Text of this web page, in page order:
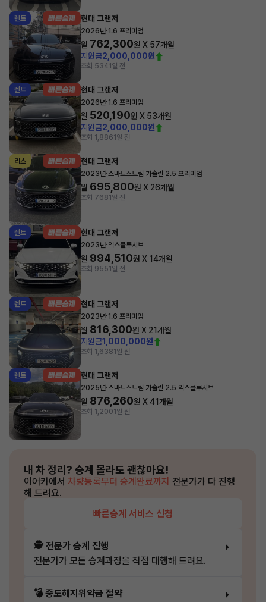
렌트 현대 그랜저
2026년·1.6 프리미엄
월 762,300원 X 57개월
지원금2,000,000원
조회 5341일 전
렌트 현대 그랜저
2026년·1.6 프리미엄
월 520,190원 X 53개월
지원금2,000,000원
조회 1,8861일 전
리스 현대 그랜저
2023년·스마트스트림 가솔린 2.5 프리미엄
월 695,800원 X 26개월
조회 7681일 전
렌트 현대 그랜저
2023년·익스클루시브
월 994,510원 X 14개월
조회 9551일 전
렌트 현대 그랜저
2023년·1.6 프리미엄
월 816,300원 X 21개월
지원금1,000,000원
조회 1,6381일 전
렌트 현대 그랜저
2025년·스마트스트림 가솔린 2.5 익스클루시브
월 876,260원 X41개월
조회 1,2001일 전
내 차 정리? 승계 몰라도 괜찮아요!
이어카에서 차량등록부터 승계완료까지 전문가가 다 진행
해 드려요.
빠른승계 서비스 신청
🕵️ 전문가 승계 진행
전문가가 모든 승계과정을 직접 대행해 드려요.
💣 중도해지위약금 절약